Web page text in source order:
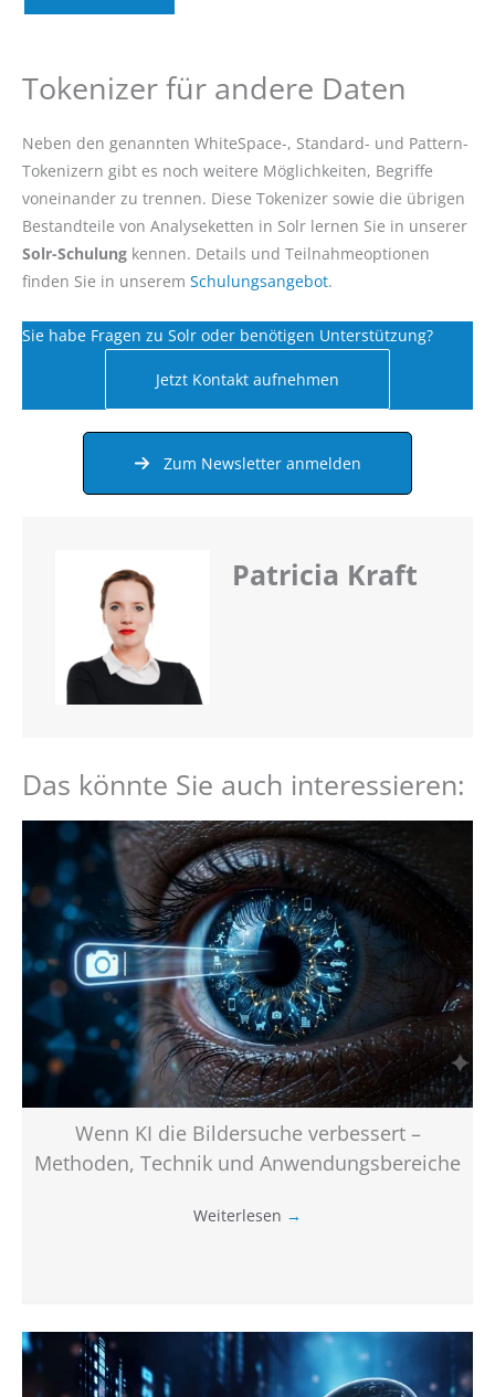
Tokenizer für andere Daten
Neben den genannten WhiteSpace-, Standard- und Pattern-
Tokenizern gibt es noch weitere Möglichkeiten, Begriffe
voneinander zu trennen. Diese Tokenizer sowie die übrigen
Bestandteile von Analyseketten in Solr lernen Sie in unserer
Solr-Schulung kennen. Details und Teilnahmeoptionen
finden Sie in unserem Schulungsangebot.
Sie habe Fragen zu Solr oder benötigen Unterstützung?
Jetzt Kontakt aufnehmen
Zum Newsletter anmelden
Patricia Kraft
Das könnte Sie auch interessieren:
Wenn KI die Bildersuche verbessert –
Methoden, Technik und Anwendungsbereiche
Weiterlesen →